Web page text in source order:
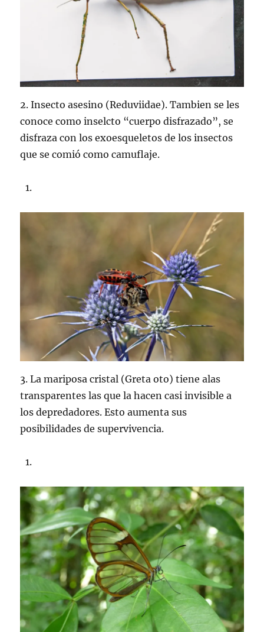
2. Insecto asesino (Reduviidae). Tambien se les
conoce como inselcto “cuerpo disfrazado”, se
disfraza con los exoesqueletos de los insectos
que se comió como camuflaje.
3. La mariposa cristal (Greta oto) tiene alas
transparentes las que la hacen casi invisible a
los depredadores. Esto aumenta sus
posibilidades de supervivencia.